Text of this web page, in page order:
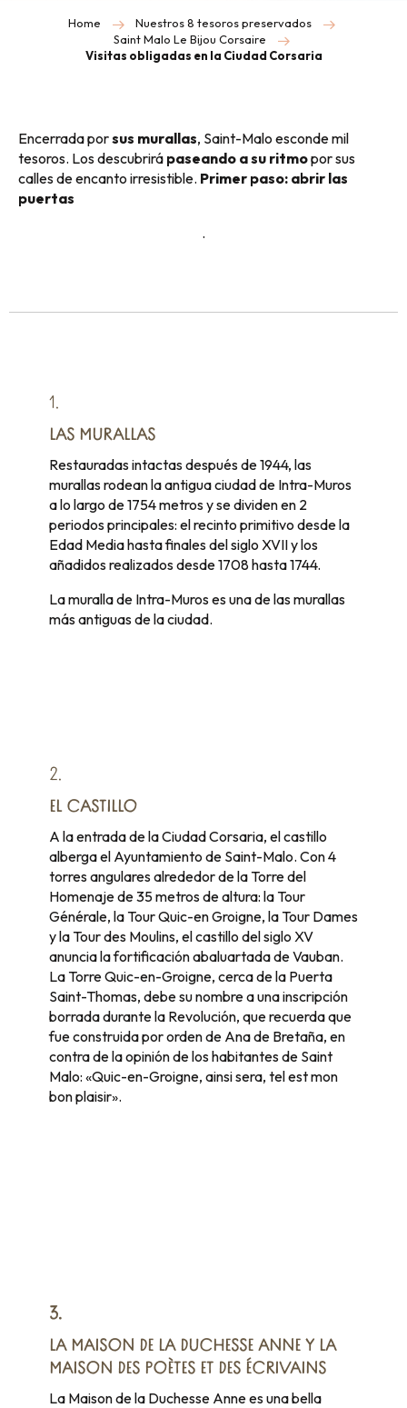
Home
Nuestros 8 tesoros preservados
Saint Malo Le Bijou Corsaire
Visitas obligadas en la Ciudad Corsaria
Encerrada porsus murallas, Saint-Malo esconde mil
tesoros. Los descubrirá paseando a su ritmopor sus
calles de encanto irresistible. Primer paso: abrir las
puertas
.
1.
LAS MURALLAS
Restauradas intactas después de 1944, las
murallas rodean la antigua ciudad de Intra-Muros
a lo largo de 1754 metros y se dividen en 2
periodos principales: el recinto primitivo desde la
Edad Media hasta finales del siglo XVII y los
añadidos realizados desde 1708 hasta 1744.
La muralla de Intra-Muros es una de las murallas
más antiguas de la ciudad.
2.
EL CASTILLO
A la entrada de la Ciudad Corsaria, el castillo
alberga el Ayuntamiento de Saint-Malo. Con 4
torres angulares alrededor de la Torre del
Homenaje de 35 metros de altura: la Tour
Générale, la Tour Quic-en Groigne, la Tour Dames
y la Tour des Moulins, el castillo del siglo XV
anuncia la fortificación abaluartada de Vauban.
La Torre Quic-en-Groigne, cerca de la Puerta
Saint-Thomas, debe su nombre a una inscripción
borrada durante la Revolución, que recuerda que
fue construida por orden de Ana de Bretaña, en
contra de la opinión de los habitantes de Saint
Malo: «Quic-en-Groigne, ainsi sera, tel est mon
bon plaisir».
3.
LA MAISON DE LA DUCHESSE ANNE Y LA
MAISON DES POÈTES ET DES ÉCRIVAINS
La Maison de la Duchesse Anne es una bella